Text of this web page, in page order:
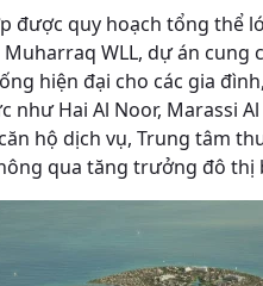
được quy hoạch tổng thể
WLL, dự án cung
hiện đại cho các gia
Hai Al Noor, Marassi
hộ dịch vụ, Trung tâm
qua tăng trưởng đô thị